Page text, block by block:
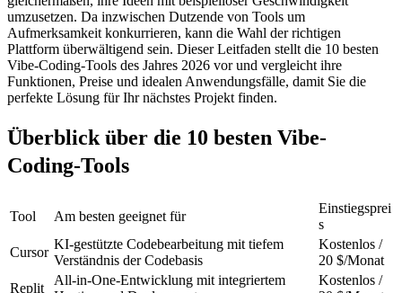
umzusetzen. Da inzwischen Dutzende von Tools um
Aufmerksamkeit konkurrieren, kann die Wahl der richtigen
Plattform überwältigend sein. Dieser Leitfaden stellt die 10 besten
Vibe-Coding-Tools des Jahres 2026 vor und vergleicht ihre
Funktionen, Preise und idealen Anwendungsfälle, damit Sie die
perfekte Lösung für Ihr nächstes Projekt finden.
Überblick über die 10 besten Vibe-
Coding-Tools
Tool Am besten geeignet für
Einstiegsprei
s
Cursor
KI-gestützte Codebearbeitung mit tiefem
Verständnis der Codebasis
Kostenlos /
20 $/Monat
Replit
All-in-One-Entwicklung mit integriertem
Kostenlos /